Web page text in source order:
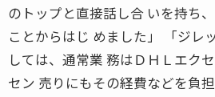
のトップと直接話し合 いを持ち
ことからはじ めました」 「ジレ
しては、通常業 務はＤＨＬエク
セン 売りにもその経費などを負